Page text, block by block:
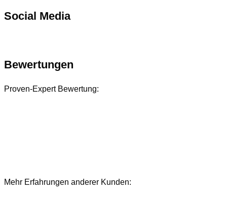
Social Media
Bewertungen
Proven-Expert Bewertung:
Mehr Erfahrungen anderer Kunden: